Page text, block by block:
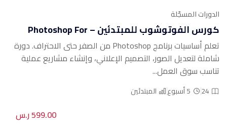
الدورات المسجّلة
كورس الفوتوشوب للمبتدئين – Photoshop For
Beginners
تعلم أساسيات برنامج Photoshop من الصفر حتى الاحتراف. دورة
شاملة لتعديل الصور، التصميم الإعلاني، وإنشاء مشاريع عملية
تناسب سوق العمل...
24 5 أسبوع المبتدئين
599.00 ر.س